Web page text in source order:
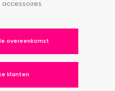
accessoires
overeenkomst
klanten